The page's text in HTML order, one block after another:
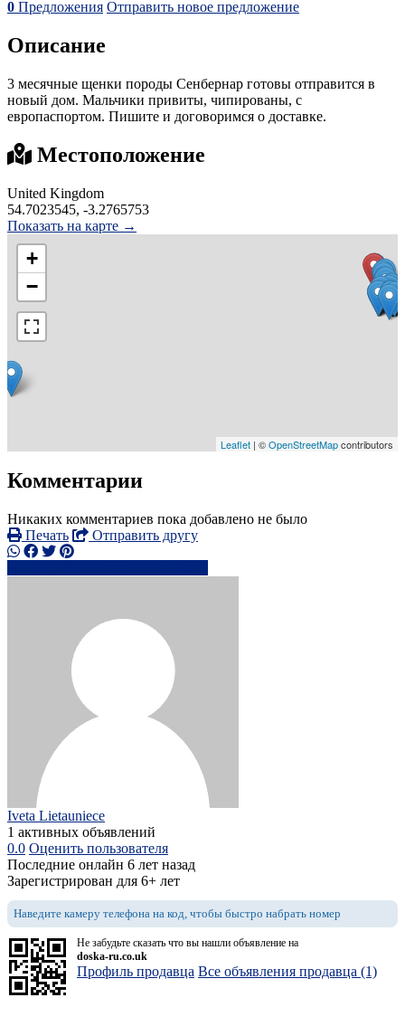
0 Предложения Отправить новое предложение
Описание
3 месячные щенки породы Сенбернар готовы отправится в
новый дом. Мальчики привиты, чипированы, с
европаспортом. Пишите и договоримся о доставке.
Местоположение
United Kingdom
54.7023545, -3.2765753
Показать на карте →
+
−
Leaflet | ©OpenStreetMapcontributors
Комментарии
Никаких комментариев пока добавлено не было
Печать
Отправить другу
Iveta Lietauniece
1 активных объявлений
0.0 Оценить пользователя
Последние онлайн 6 лет назад
Зарегистрирован для 6+ лет
Наведите камеру телефона на код, чтобы быстро набрать номер
Не забудьте сказать что вы нашли объявление на
doska-ru.co.uk
Профиль продавца Все объявления продавца (1)